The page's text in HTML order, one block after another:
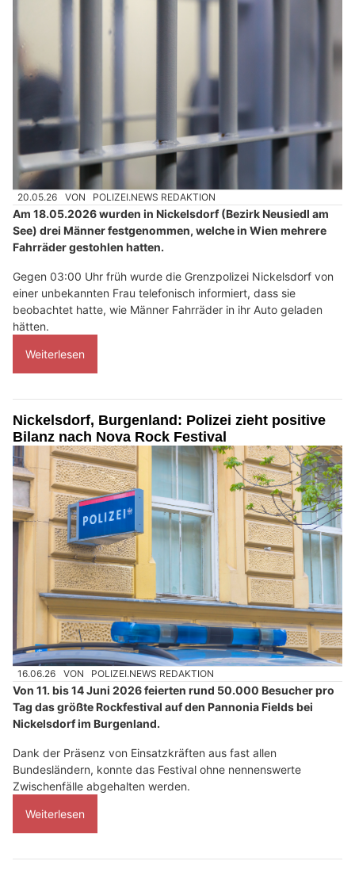
20.05.26 VON POLIZEI.NEWS REDAKTION
Am 18.05.2026 wurden in Nickelsdorf (Bezirk Neusiedl am
See) drei Männer festgenommen, welche in Wien mehrere
Fahrräder gestohlen hatten.
Gegen 03:00 Uhr früh wurde die Grenzpolizei Nickelsdorf von
einer unbekannten Frau telefonisch informiert, dass sie
beobachtet hatte, wie Männer Fahrräder in ihr Auto geladen
hätten.
Weiterlesen
Nickelsdorf, Burgenland: Polizei zieht positive
Bilanz nach Nova Rock Festival
16.06.26 VON POLIZEI.NEWS REDAKTION
Von 11. bis 14 Juni 2026 feierten rund 50.000 Besucher pro
Tag das größte Rockfestival auf den Pannonia Fields bei
Nickelsdorf im Burgenland.
Dank der Präsenz von Einsatzkräften aus fast allen
Bundesländern, konnte das Festival ohne nennenswerte
Zwischenfälle abgehalten werden.
Weiterlesen